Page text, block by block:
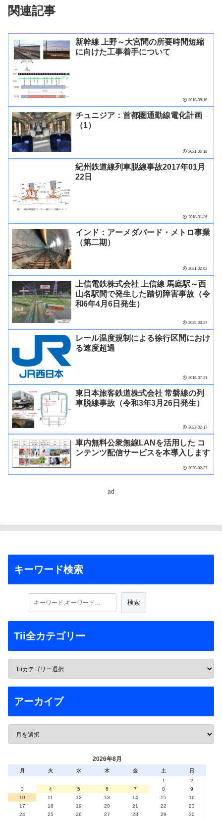
関連記事
新幹線 上野～大宮間の所要時間短縮
に向けた工事着手について
2018-05-16
チュニジア：首都圏通勤線電化計画
（1）
2021-06-18
紀州鉄道線列車脱線事故2017年01月
22日
2018-01-26
インド：アーメダバード・メトロ事業
（第二期）
2021-02-03
上信電鉄株式会社 上信線 馬庭駅～西
山名駅間で発生した踏切障害事故（令
和6年4月6日発生）
2025-03-27
レール温度規制による徐行区間におけ
る速度超過
2018-07-21
東日本旅客鉄道株式会社 常磐線の列
車脱線事故（令和3年3月26日発生）
2022-02-17
車内無料公衆無線LANを活用した コ
ンテンツ配信サービスを本導入します
2020-02-27
ad
キーワード検索
Tii全カテゴリー
アーカイブ
2026年8月
月 火 水 木 金 土
日
1
2
3
4 5 6 7 8
9
10
11 12 13 14 15
16
17
18 19 20 21 22
23
24
25 26 27 28 29
30